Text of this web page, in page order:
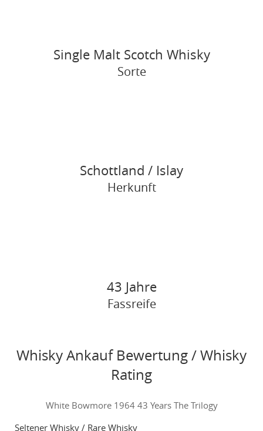
Single Malt Scotch Whisky
Sorte
Schottland / Islay
Herkunft
43 Jahre
Fassreife
Whisky Ankauf Bewertung / Whisky
Rating
White Bowmore 1964 43 Years The Trilogy
Seltener Whisky / Rare Whisky